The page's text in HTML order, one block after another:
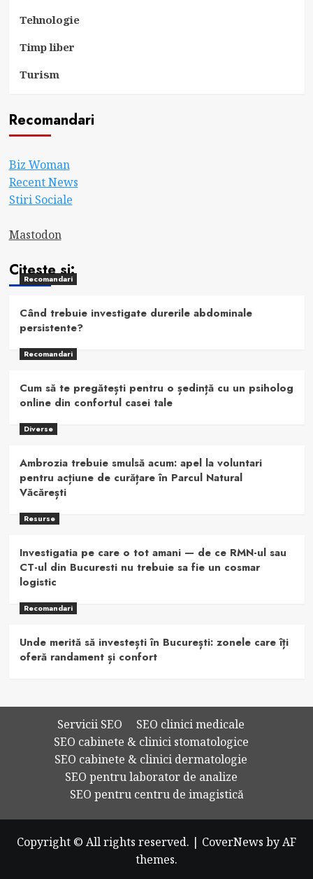
Tehnologie
Timp liber
Turism
Recomandari
Biz Woman
Recent News
Stiri Sociale
Mastodon
Citeste si:
Recomandari
Când trebuie investigate durerile abdominale
persistente?
Recomandari
Cum să te pregătești pentru o ședință cu un psiholog
online din confortul casei tale
Diverse
Ambrozia trebuie smulsă acum: apel la voluntari
pentru acțiune de curățare în Parcul Natural
Văcărești
Resurse
Investigatia pe care o tot amani — de ce RMN-ul sau
CT-ul din Bucuresti nu trebuie sa fie un cosmar
logistic
Recomandari
Unde merită să investești în București: zonele care îți
oferă randament și confort
Servicii SEO
SEO clinici medicale
SEO cabinete & clinici stomatologice
SEO cabinete & clinici dermatologie
SEO pentru laborator de analize
SEO pentru centru de imagistică
Copyright © All rights reserved. | CoverNews by AF
themes.